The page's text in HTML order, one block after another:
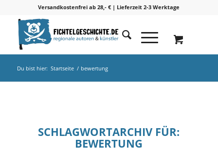
Versandkostenfrei ab 28,- € | Lieferzeit 2-3 Werktage
Du bist hier: Startseite / bewertung
SCHLAGWORTARCHIV FÜR:
BEWERTUNG